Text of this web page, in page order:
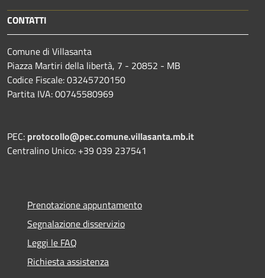
CONTATTI
Comune di Villasanta
Piazza Martiri della libertà, 7 - 20852 - MB
Codice Fiscale: 03245720150
Partita IVA: 00745580969
PEC: protocollo@pec.comune.villasanta.mb.it
Centralino Unico: +39 039 237541
Prenotazione appuntamento
Segnalazione disservizio
Leggi le FAQ
Richiesta assistenza